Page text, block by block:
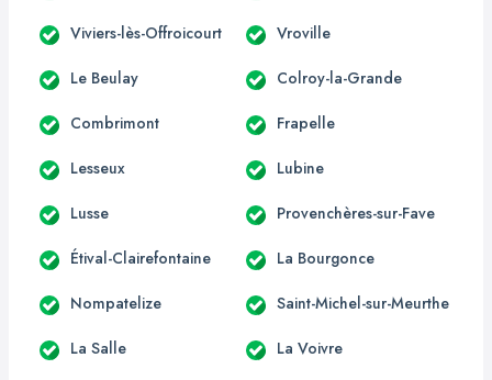
Viviers-lès-Offroicourt Vroville
Le Beulay Colroy-la-Grande
Combrimont Frapelle
Lesseux Lubine
Lusse Provenchères-sur-Fave
Étival-Clairefontaine La Bourgonce
Nompatelize Saint-Michel-sur-Meurthe
La Salle La Voivre